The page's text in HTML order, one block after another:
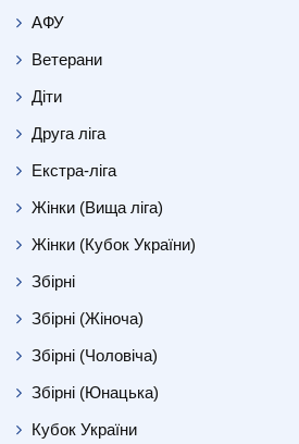
АФУ
Ветерани
Діти
Друга ліга
Екстра-ліга
Жінки (Вища ліга)
Жінки (Кубок України)
Збірні
Збірні (Жіноча)
Збірні (Чоловіча)
Збірні (Юнацька)
Кубок України